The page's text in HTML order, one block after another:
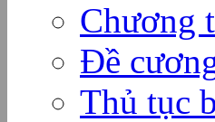
Chương
Đề
Thủ tục